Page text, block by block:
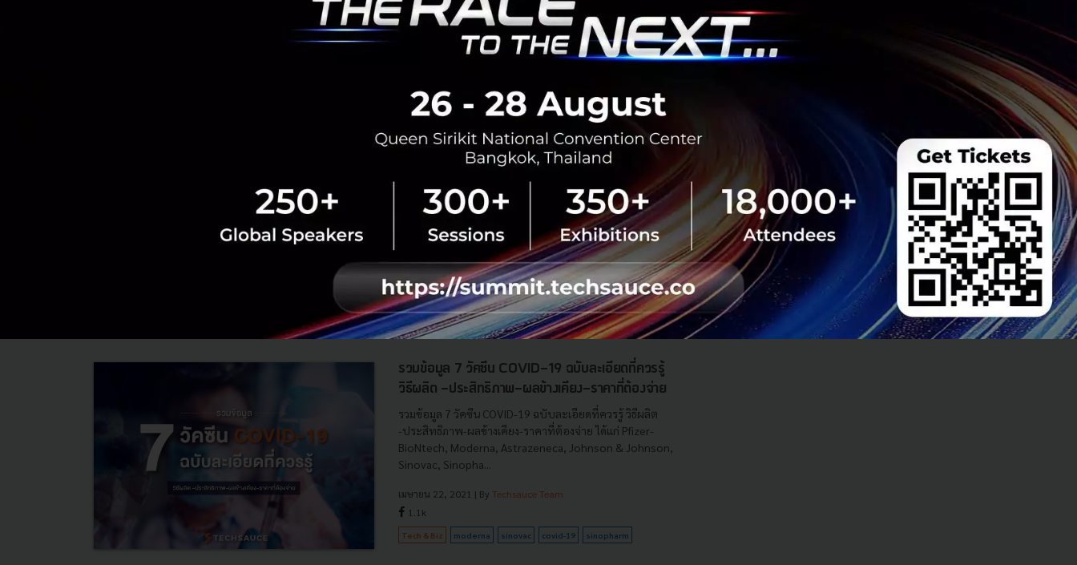
ดิจิทัล เปิดให้ประชาชนลงทะเบียนแสดงความสนใจวัคซีนทาง
เลือก ผ่านช่องทาง Line @THGinfo เริ่ม 1 มิ.ย. มีคนลงทะเบียน
แล้ว 9 แสนคน โ...
446
PR News Thai Fight Covid kbtg moderna ธนบุรี เฮลท์แคร์ กรุ๊ป
Moderna เผย การฉีดวัคซีน Booster Shot สู้กับ
ไวรัส COVID -19 กลายพันธุ์ จากแอฟริกาใต้-บราซิล
Moderna เผย วัคซีน Booster Shot สู้กับไวรัส COVID -19
กลายพันธุ์ได้ดีโดยเฉพาะสายพันธุ์ B.1.3.5.1 จากแอฟริกาใต้
และไวรัสกลายพันธุ์ P.1 จากบราซิล...
พฤษภาคม 10, 2021| ByTechsauce Team
21
News Moderna vaccine covid-19 Booster Shot
รวมข้อมูล 7 วัคซีน COVID-19 ฉบับละเอียดที่ควรรู้
วิธีผลิต -ประสิทธิภาพ-ผลข้างเคียง-ราคาที่ต้องจ่าย
รวมข้อมูล 7 วัคซีน COVID-19 ฉบับละเอียดที่ควรรู้ วิธีผลิต
-ประสิทธิภาพ-ผลข้างเคียง-ราคาที่ต้องจ่าย ได้แก่ Pfizer-
BioNtech, Moderna, Astrazeneca, Johnson & Johnson,
Sinovac, Sinopha...
เมษายน 22, 2021 | By Techsauce Team
1.1k
Tech & Biz moderna sinovac covid-19 sinopharm